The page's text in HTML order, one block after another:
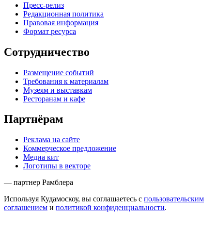
Пресс-релиз
Редакционная политика
Правовая информация
Формат ресурса
Сотрудничество
Размещение событий
Требования к материалам
Музеям и выставкам
Ресторанам и кафе
Партнёрам
Реклама на сайте
Коммерческое предложение
Медиа кит
Логотипы в векторе
— партнер Рамблера
Используя Кудамоскоу, вы соглашаетесь с пользовательским
соглашением и политикой конфиденциальности.